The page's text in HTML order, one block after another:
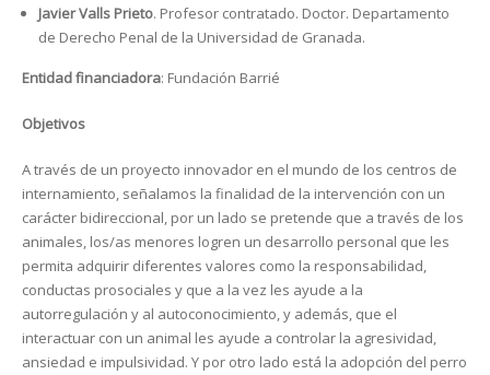
Javier Valls Prieto. Profesor contratado. Doctor. Departamento
de Derecho Penal de la Universidad de Granada.
Entidad financiadora: Fundación Barrié
Objetivos
A través de un proyecto innovador en el mundo de los centros de
internamiento, señalamos la finalidad de la intervención con un
carácter bidireccional, por un lado se pretende que a través de los
animales, los/as menores logren un desarrollo personal que les
permita adquirir diferentes valores como la responsabilidad,
conductas prosociales y que a la vez les ayude a la
autorregulación y al autoconocimiento, y además, que el
interactuar con un animal les ayude a controlar la agresividad,
ansiedad e impulsividad. Y por otro lado está la adopción del perro